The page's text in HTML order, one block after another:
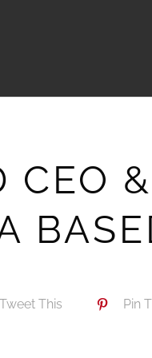
CEO
Tweet This Pin